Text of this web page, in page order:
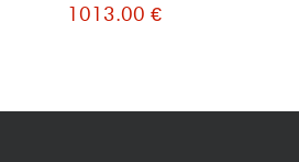
1013.00 €